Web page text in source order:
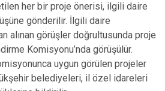
her bir proje önerisi, ilgili daire
gönderilir. İlgili daire
alınan görüşler doğrultusunda proje
Komisyonu’nda görüşülür.
uygun görülen projeler
belediyeleri, il özel idareleri